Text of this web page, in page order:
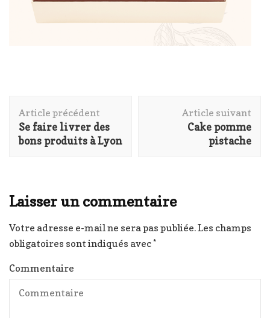
d'article
Article précédent
Se faire livrer des
bons produits à Lyon
Article suivant
Cake pomme
pistache
Laisser un commentaire
Votre adresse e-mail ne sera pas publiée.Les champs
obligatoires sont indiqués avec*
Commentaire